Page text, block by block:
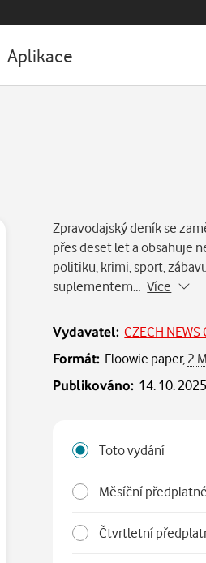
Aplikace
Zpravodajský deník se
přes deset let a obsahuje
politiku, krimi, sport,
suplementem…Více
Vydavatel: CZECH NEWS
Formát: Floowie paper, 2
Publikováno: 14. 10. 2025
Toto vydání
Měsíční předplatné
Čtvrtletní